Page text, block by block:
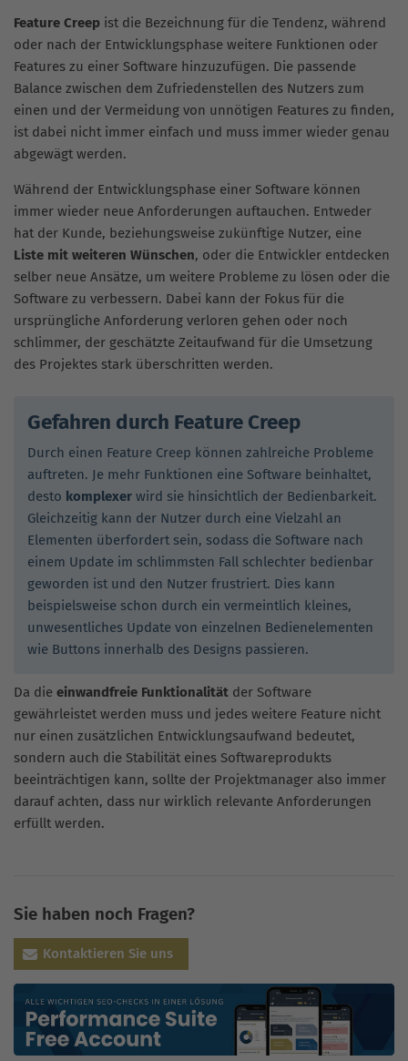
Feature Creep ist die Bezeichnung für die Tendenz, während
oder nach der Entwicklungsphase weitere Funktionen oder
Features zu einer Software hinzuzufügen. Die passende
Balance zwischen dem Zufriedenstellen des Nutzers zum
einen und der Vermeidung von unnötigen Features zu finden,
ist dabei nicht immer einfach und muss immer wieder genau
abgewägt werden.
Während der Entwicklungsphase einer Software können
immer wieder neue Anforderungen auftauchen. Entweder
hat der Kunde, beziehungsweise zukünftige Nutzer, eine
Liste mit weiteren Wünschen, oder die Entwickler entdecken
selber neue Ansätze, um weitere Probleme zu lösen oder die
Software zu verbessern. Dabei kann der Fokus für die
ursprüngliche Anforderung verloren gehen oder noch
schlimmer, der geschätzte Zeitaufwand für die Umsetzung
des Projektes stark überschritten werden.
Gefahren durch Feature Creep
Durch einen Feature Creep können zahlreiche Probleme
auftreten. Je mehr Funktionen eine Software beinhaltet,
desto komplexer wird sie hinsichtlich der Bedienbarkeit.
Gleichzeitig kann der Nutzer durch eine Vielzahl an
Elementen überfordert sein, sodass die Software nach
einem Update im schlimmsten Fall schlechter bedienbar
geworden ist und den Nutzer frustriert. Dies kann
beispielsweise schon durch ein vermeintlich kleines,
unwesentliches Update von einzelnen Bedienelementen
wie Buttons innerhalb des Designs passieren.
Da die einwandfreie Funktionalität der Software
gewährleistet werden muss und jedes weitere Feature nicht
nur einen zusätzlichen Entwicklungsaufwand bedeutet,
sondern auch die Stabilität eines Softwareprodukts
beeinträchtigen kann, sollte der Projektmanager also immer
darauf achten, dass nur wirklich relevante Anforderungen
erfüllt werden.
Sie haben noch Fragen?
Kontaktieren Sie uns